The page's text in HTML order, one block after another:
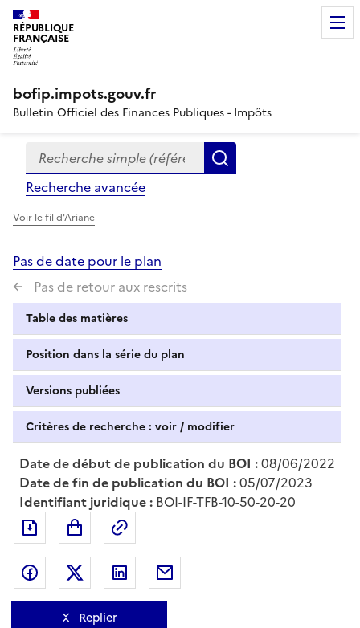
RÉPUBLIQUE
FRANÇAISE
bofip.impots.gouv.fr
Bulletin Officiel des Finances Publiques - Impôts
Formulaire
de
recherche
Recherche simple (références, mots clés, partie du
Recherche avancée
Voir le fil d'Ariane
Pas de date pour le plan
Pas de retour aux rescrits
Table des matières
Position dans la série du plan
Versions publiées
Critères de recherche : voir / modifier
Date de début de publication du BOI :08/06/2022
Date de fin de publication du BOI :05/07/2023
Identifiant juridique : BOI-IF-TFB-10-50-20-20
Exporter le document au format pdf
Partager sur Facebook
Partager sur Twitter
Partager sur LinkedIn
Replier